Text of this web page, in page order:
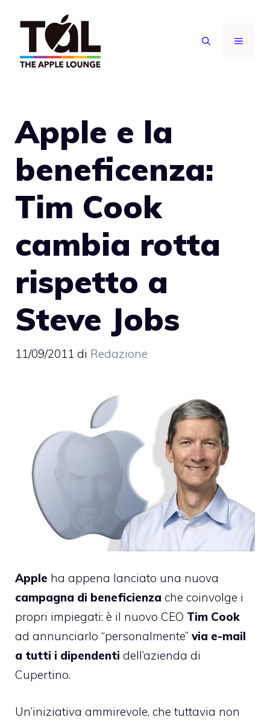
contenuto
MENU
Apple e la
beneficenza:
Tim Cook
cambia rotta
rispetto a
Steve Jobs
11/09/2011 di Redazione
Apple ha appena lanciato una nuova
campagna di beneficienza che coinvolge i
propri impiegati: è il nuovo CEO Tim Cook
ad annunciarlo “personalmente” via e-mail
a tutti i dipendenti dell’azienda di
Cupertino.
Un’iniziativa ammirevole, che tuttavia non